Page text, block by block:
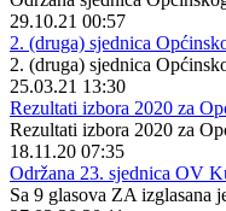
29.10.21 00:57
2. (druga) sjednica
2. (druga) sjednica
25.03.21 13:30
Rezultati izbora 2020 za
Rezultati izbora 2020 za
18.11.20 07:35
Održana 23. sjednica OV
Sa 9 glasova ZA izglasana